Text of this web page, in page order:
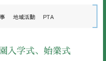
地域活動 PTA
入学式、始業式